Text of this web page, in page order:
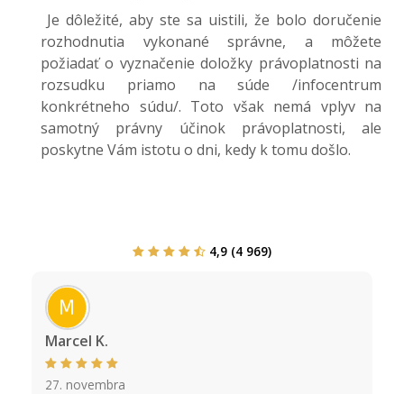
Je dôležité, aby ste sa uistili, že bolo doručenie
rozhodnutia vykonané správne, a môžete
požiadať o vyznačenie doložky právoplatnosti na
rozsudku priamo na súde /infocentrum
konkrétneho súdu/. Toto však nemá vplyv na
samotný právny účinok právoplatnosti, ale
poskytne Vám istotu o dni, kedy k tomu došlo.
4,9 (4 969)
M a r c e l K .
27. novembra